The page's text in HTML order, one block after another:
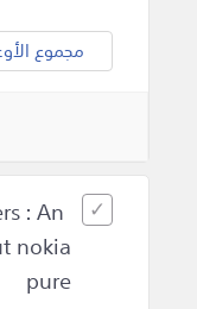
مجموع
: An
nokia
pure